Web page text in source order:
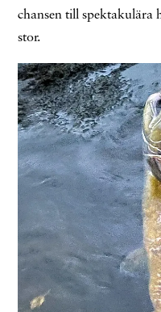
chansen till spektakulära
stor.